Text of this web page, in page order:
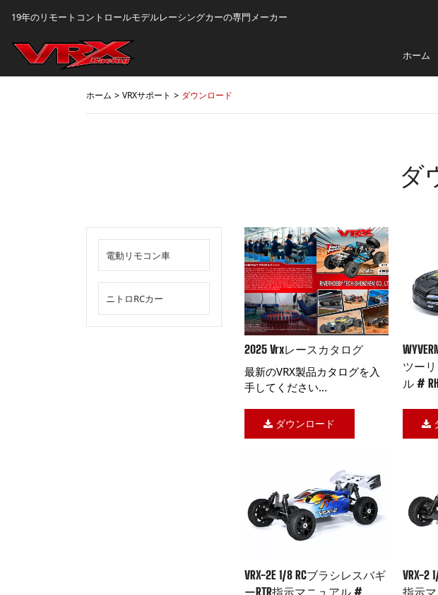
19年のリモートコントロールモデルレーシングカーの専門メーカー
ホーム
ホーム VRXサポート ダウンロード
ダ
電動リモコン車
ニトロRCカー
2025 Vrxレースカタログ
最新のVRX製品カタログを入
手してください...
ダウンロード
ツー
ル #
VRX-2E 1/8 RCブラシレスバギ
ーRTR指示マニュアル #
VRX-2
指示マ